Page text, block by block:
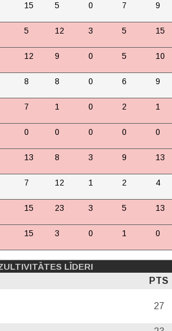
15 5 0 7 9
5 12 3 5 15
12 9 0 5 10
8 8 0 6 9
7 1 0 2 1
0 0 0 0 0
13 8 3 9 13
7 12 1 2 4
15 23 3 5 13
15 3 0 1 0
LĪDERI
PTS
27